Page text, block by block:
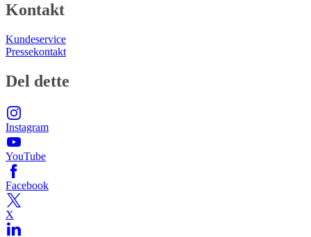
Kontakt
Kundeservice
Pressekontakt
Del dette
Instagram
YouTube
Facebook
X